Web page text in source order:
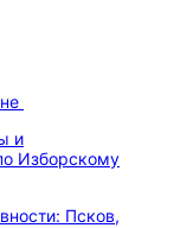
и
Изборскому